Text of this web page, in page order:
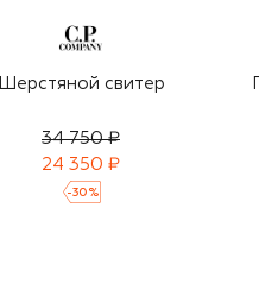
Шерстяной свитер
34 750 ₽
24 350 ₽
-30 %